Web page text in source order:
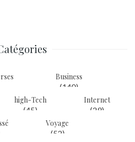
Business
(140)
high-Tech
(45)
Internet
(29)
Voyage
(52)